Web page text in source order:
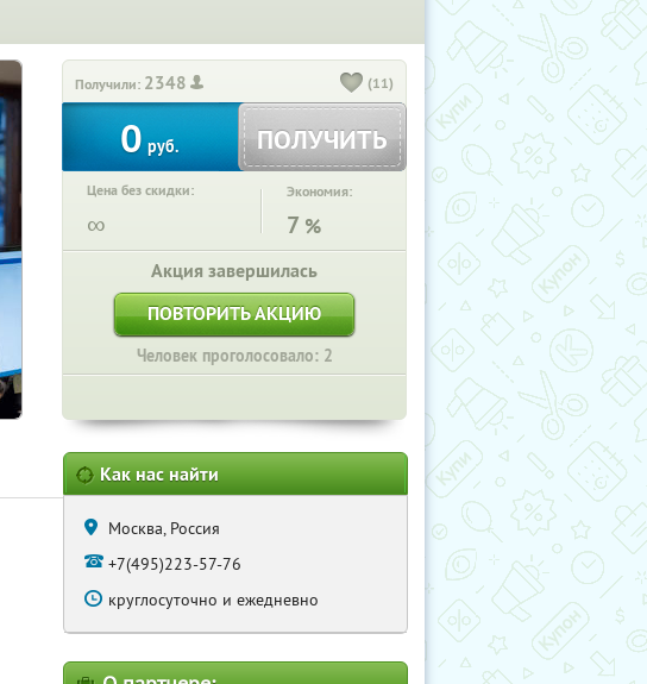
Получили: 2348 (11)
0 руб. ПОЛУЧИТЬ
Цена без скидки:
∞
Экономия:
7 %
Акция завершилась
ПОВТОРИТЬ АКЦИЮ
Человек проголосовало: 2
Как нас найти
Москва, Россия
+7(495)223-57-76
круглосуточно и ежедневно